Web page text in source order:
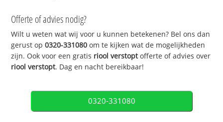
Offerte of advies nodig?
Wilt u weten wat wij voor u kunnen betekenen? Bel ons dan
gerust op0320-331080 om te kijken wat de mogelijkheden
zijn. Ook voor een gratis riool verstoptofferte of advies over
riool verstopt. Dag en nacht bereikbaar!
0320-331080